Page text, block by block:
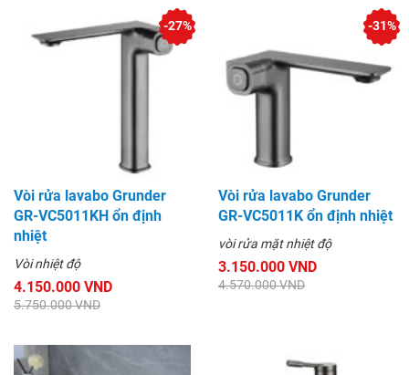
Vòi rửa lavabo Grunder
GR-VC5011KH ổn định
nhiệt
Vòi nhiệt độ
4.150.000 VND
5.750.000 VND
-27%
Vòi rửa lavabo Grunder
GR-VC5011K ổn định nhiệt
vòi rửa mặt nhiệt độ
3.150.000 VND
4.570.000 VND
-31%